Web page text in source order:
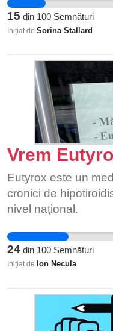
echipamente de
siguranța tuturor.
îngrijire și oricărei
familiilor
plus față de
aceste instituții:
apă caldă și rece.
15 din 100 Semnături
Inițiat de Sorina Stallard
Vrem
Eutyrox este un
cronici de
nivel național.
24 din 100 Semnături
Inițiat de Ion Necula